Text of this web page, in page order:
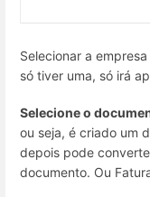
Selecionar a
só tiver uma, só irá
Selecione o
ou seja, é criado um
depois pode
documento. Ou